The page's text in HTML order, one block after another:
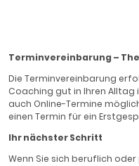
Terminvereinbarung –
Die Terminvereinbarung
Coaching gut in Ihren Alltag
auch Online-Termine
einen Termin für ein
Ihr nächster Schritt
Wenn Sie sich beruflich